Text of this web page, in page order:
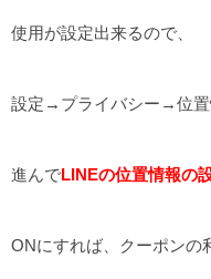
使用が設定出来るので、
設定→プライバシー→位置
進んでLINEの位置情報の
ONにすれば、クーポンの